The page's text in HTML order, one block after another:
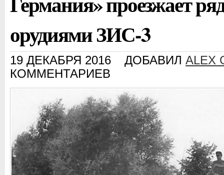
орудиями ЗИС-3
19 ДЕКАБРЯ 2016 ДОБАВИЛ ALEX
КОММЕНТАРИЕВ